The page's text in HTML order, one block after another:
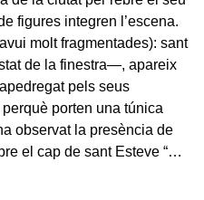
figures integren l’escena.
molt fragmentades): sant
de la finestra—, apareix
pels seus
porten una túnica
observat la presència de
el cap de sant Esteve “…